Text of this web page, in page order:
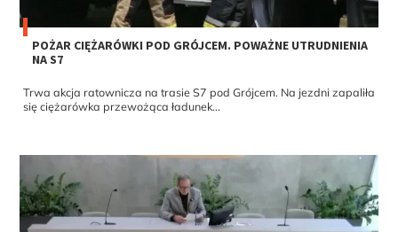
POŻAR CIĘŻARÓWKI POD GRÓJCEM. POWAŻNE UTRUDNIENIA
NA S7
Trwa akcja ratownicza na trasie S7 pod Grójcem. Na jezdni zapaliła
się ciężarówka przewożąca ładunek...